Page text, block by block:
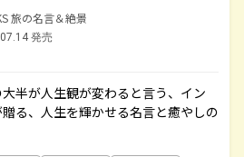
旅の名言＆絶景
発売
半が人生観が変わると言う、イン
る、人生を輝かせる名言と癒やしの